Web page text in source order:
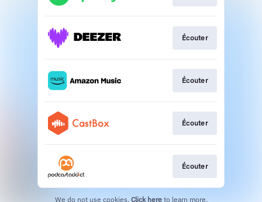
Écouter
Écouter
Écouter
Écouter
We do not use cookies. Click here to learn more.